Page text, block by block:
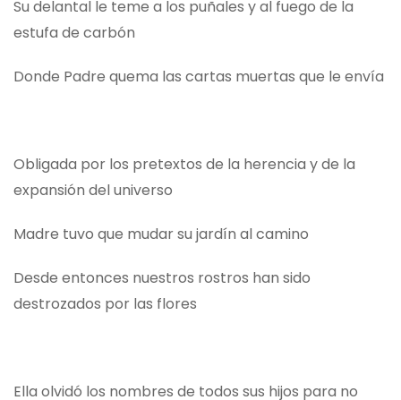
Su delantal le teme a los puñales y al fuego de la
estufa de carbón
Donde Padre quema las cartas muertas que le envía
Obligada por los pretextos de la herencia y de la
expansión del universo
Madre tuvo que mudar su jardín al camino
Desde entonces nuestros rostros han sido
destrozados por las flores
Ella olvidó los nombres de todos sus hijos para no